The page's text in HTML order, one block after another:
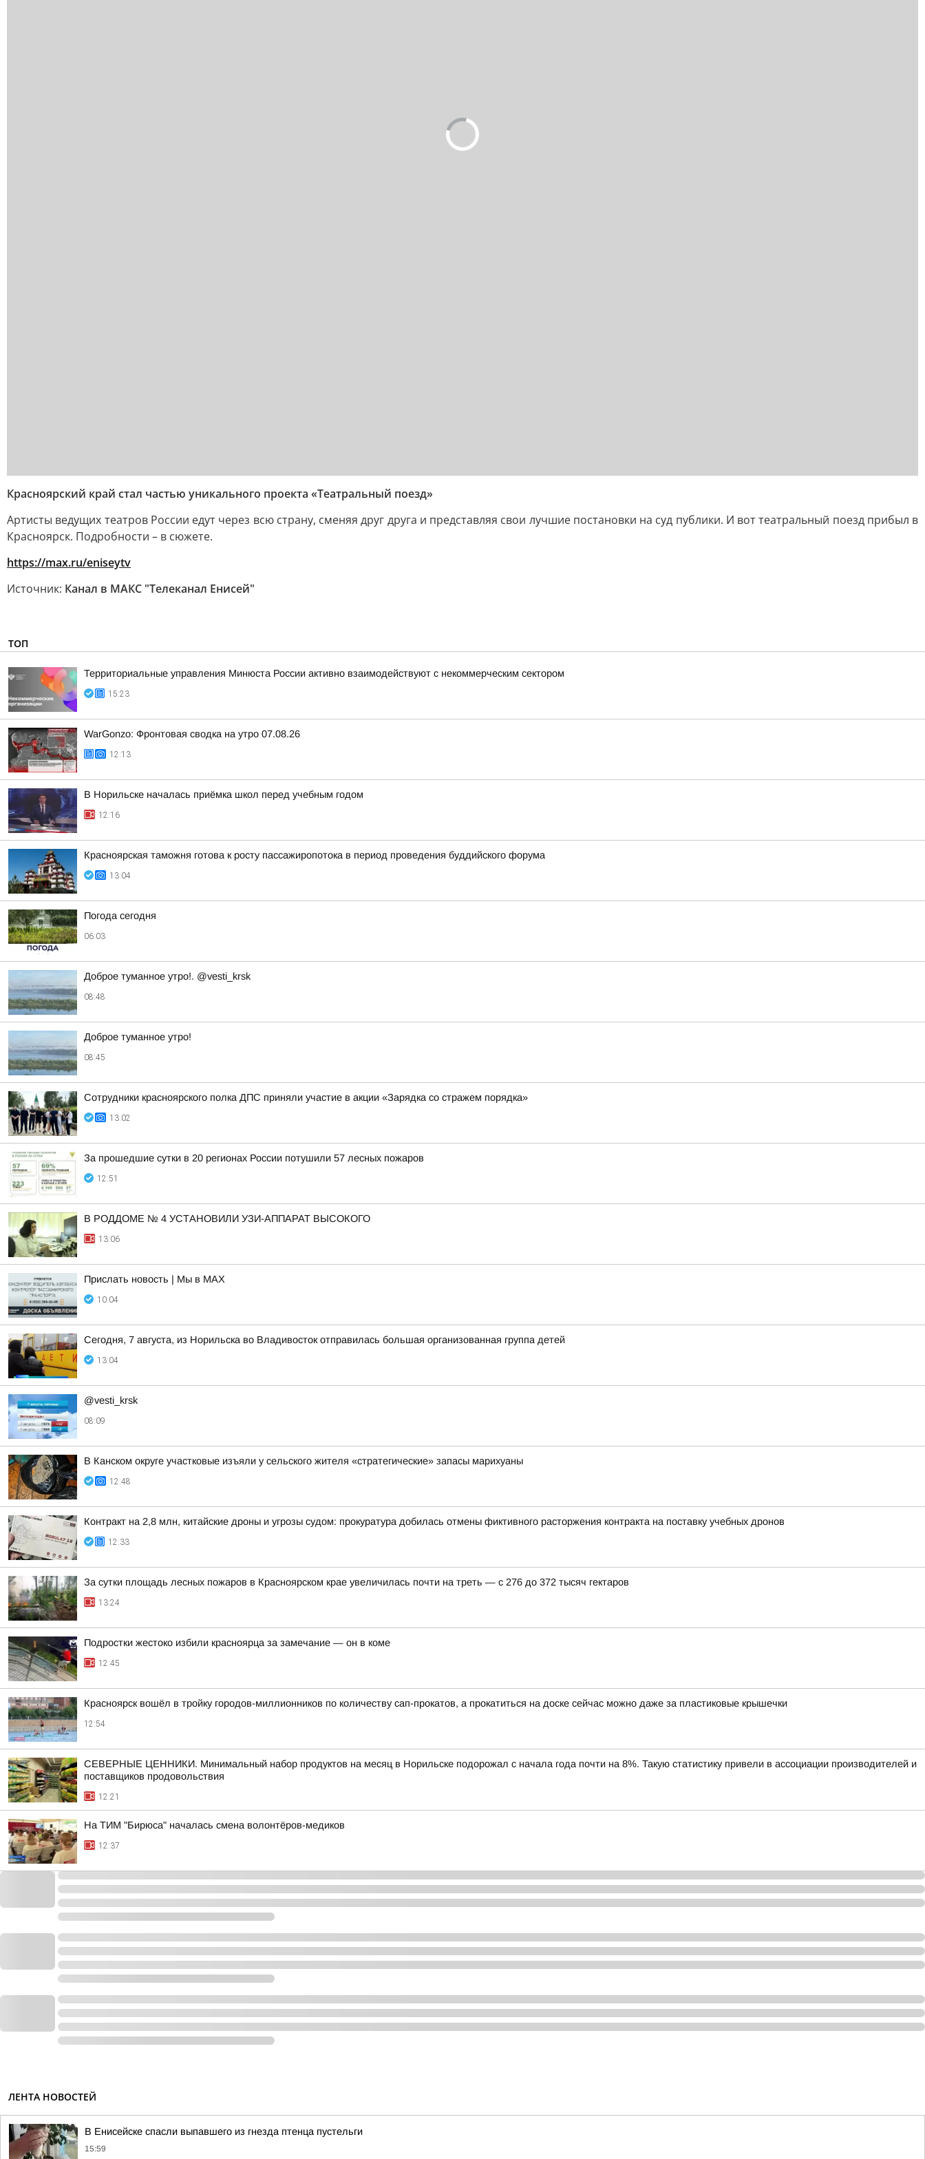
Красноярский край стал частью уникального проекта «Театральный поезд»
Артисты ведущих театров России едут через всю страну, сменяя друг друга и представляя свои лучшие постановки на суд публики. И вот театральный поезд прибыл в
Красноярск. Подробности – в сюжете.
https://max.ru/eniseytv
Источник: Канал в МАКС "Телеканал Енисей"
ТОП
Территориальные управления Минюста России активно взаимодействуют с некоммерческим сектором
15:23
WarGonzo: Фронтовая сводка на утро 07.08.26
12:13
В Норильске началась приёмка школ перед учебным годом
12:16
Красноярская таможня готова к росту пассажиропотока в период проведения буддийского форума
13:04
Погода сегодня
06:03
Доброе туманное утро!. @vesti_krsk
08:48
Доброе туманное утро!
08:45
Сотрудники красноярского полка ДПС приняли участие в акции «Зарядка со стражем порядка»
13:02
За прошедшие сутки в 20 регионах России потушили 57 лесных пожаров
12:51
В РОДДОМЕ № 4 УСТАНОВИЛИ УЗИ-АППАРАТ ВЫСОКОГО
13:06
Прислать новость | Мы в MAX
10:04
Сегодня, 7 августа, из Норильска во Владивосток отправилась большая организованная группа детей
13:04
@vesti_krsk
08:09
В Канском округе участковые изъяли у сельского жителя «стратегические» запасы марихуаны
12:48
Контракт на 2,8 млн, китайские дроны и угрозы судом: прокуратура добилась отмены фиктивного расторжения контракта на поставку учебных дронов
12:33
За сутки площадь лесных пожаров в Красноярском крае увеличилась почти на треть — с 276 до 372 тысяч гектаров
13:24
Подростки жестоко избили красноярца за замечание — он в коме
12:45
Красноярск вошёл в тройку городов-миллионников по количеству сап-прокатов, а прокатиться на доске сейчас можно даже за пластиковые крышечки
12:54
СЕВЕРНЫЕ ЦЕННИКИ. Минимальный набор продуктов на месяц в Норильске подорожал с начала года почти на 8%. Такую статистику привели в ассоциации производителей и
поставщиков продовольствия
12:21
На ТИМ "Бирюса" началась смена волонтёров-медиков
12:37
ЛЕНТА НОВОСТЕЙ
В Енисейске спасли выпавшего из гнезда птенца пустельги
15:59